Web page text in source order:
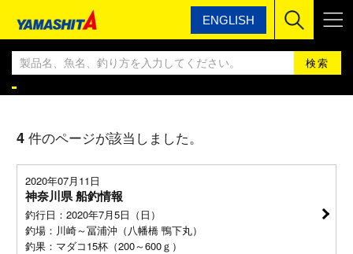
ENGLISH
ヤマシタ ヤマシタ釣果情報BLOG
ヤマシタ釣果情報
4 件のページが該当しました。
2020年07月11日
神奈川県 船釣情報
釣行日：2020年7月5日（日）
釣場：川崎～冨浦沖（八幡橋 鴨下丸）
釣果：マダコ15杯（200～600ｇ）